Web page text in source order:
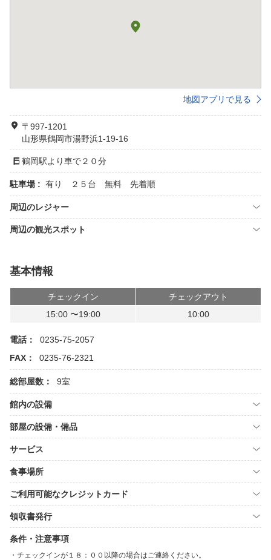
地図アプリで見る
〒997-1201
山形県鶴岡市湯野浜1-19-16
鶴岡駅より車で２０分
駐車場 : 有り ２５台 無料 先着順
周辺のレジャー
周辺の観光スポット
基本情報
チェックイン
チェックアウト
15:00 〜19:00
10:00
電話：
0235-75-2057
FAX：
0235-76-2321
総部屋数： 9室
館内の設備
部屋の設備・備品
サービス
食事場所
ご利用可能なクレジットカード
領収書発行
条件・注意事項
チェックインが１８：００以降の場合はご連絡ください。